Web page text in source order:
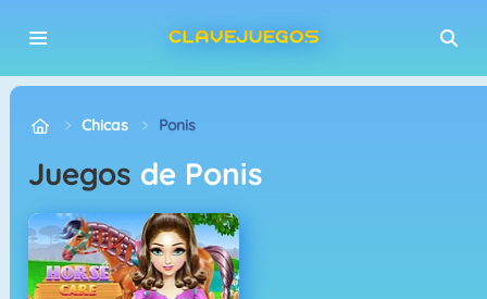
Chicas Ponis
Juegos de Ponis